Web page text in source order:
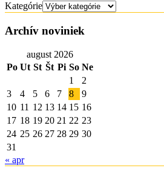
Kategórie
Archív noviniek
august 2026
Po Ut St Št Pi So Ne
1
2
3
4 5 6 7 8
9
10 11 12 13 14 15 16
17 18 19 20 21 22 23
24 25 26 27 28 29 30
31
« apr